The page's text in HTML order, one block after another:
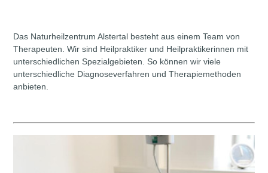
Das Naturheilzentrum Alstertal besteht aus einem Team von
Therapeuten. Wir sind Heilpraktiker und Heilpraktikerinnen mit
unterschiedlichen Spezialgebieten. So können wir viele
unterschiedliche Diagnoseverfahren und Therapiemethoden
anbieten.